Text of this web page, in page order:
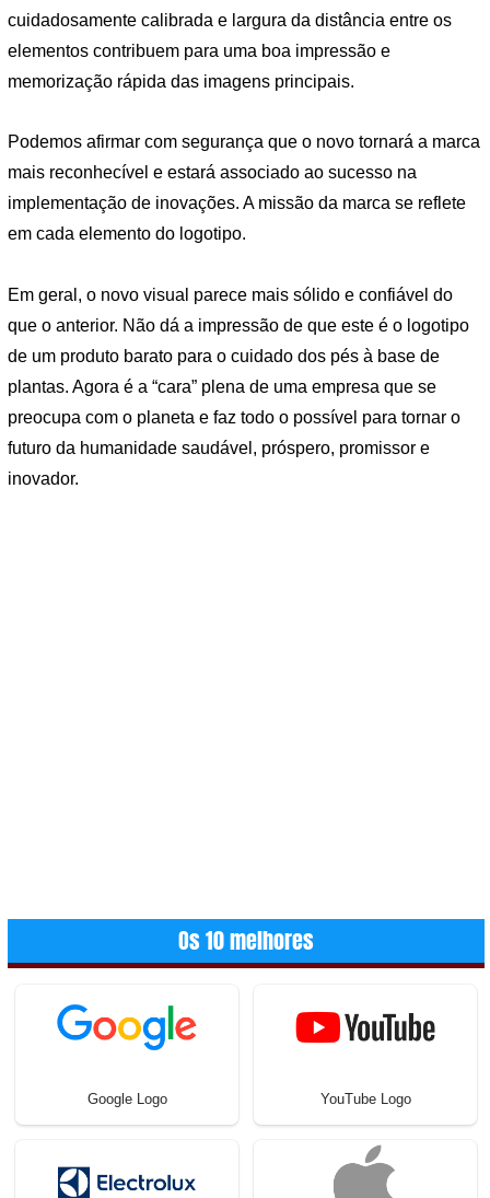
cuidadosamente calibrada e largura da distância entre os
elementos contribuem para uma boa impressão e
memorização rápida das imagens principais.
Podemos afirmar com segurança que o novo tornará a marca
mais reconhecível e estará associado ao sucesso na
implementação de inovações. A missão da marca se reflete
em cada elemento do logotipo.
Em geral, o novo visual parece mais sólido e confiável do
que o anterior. Não dá a impressão de que este é o logotipo
de um produto barato para o cuidado dos pés à base de
plantas. Agora é a “cara” plena de uma empresa que se
preocupa com o planeta e faz todo o possível para tornar o
futuro da humanidade saudável, próspero, promissor e
inovador.
Os 10 melhores
Google Logo YouTube Logo